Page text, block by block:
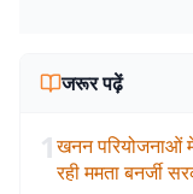
जरूर पढ़ें
1खनन परियोजनाओं
रही ममता बनर्जी